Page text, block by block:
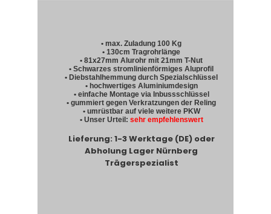
• max. Zuladung 100 Kg
• 130cm Tragrohrlänge
• 81x27mm Alurohr mit 21mm T-Nut
• Schwarzes stromlinienförmiges Aluprofil
• Diebstahlhemmung durch Spezialschlüssel
• hochwertiges Aluminiumdesign
• einfache Montage via Inbussschlüssel
• gummiert gegen Verkratzungen der Reling
• umrüstbar auf viele weitere PKW
• Unser Urteil: sehr empfehlenswert
Lieferung: 1-3 Werktage (DE) oder
Abholung Lager Nürnberg
Trägerspezialist